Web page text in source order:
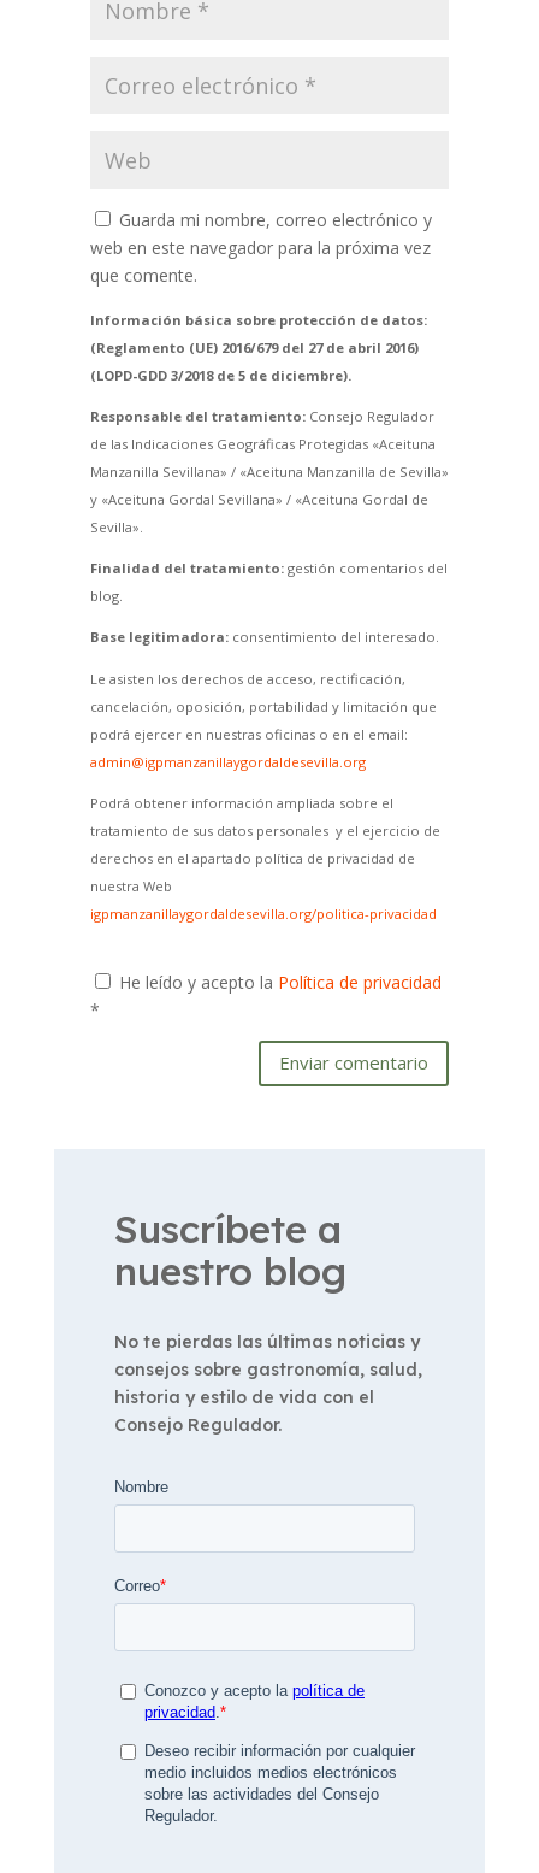
Guarda mi nombre, correo electrónico y
web en este navegador para la próxima vez
que comente.
Información básica sobre protección de datos:
(Reglamento (UE) 2016/679 del 27 de abril 2016)
(LOPD-GDD 3/2018 de 5 de diciembre).
Responsable del tratamiento:Consejo Regulador
de las Indicaciones Geográficas Protegidas «Aceituna
Manzanilla Sevillana» / «Aceituna Manzanilla de Sevilla»
y «Aceituna Gordal Sevillana» / «Aceituna Gordal de
Sevilla».
Finalidad del tratamiento:gestión comentarios del
blog.
Base legitimadora:consentimiento del interesado.
Le asisten los derechos de acceso, rectificación,
cancelación, oposición, portabilidad y limitación que
podrá ejercer en nuestras oficinas o en el email:
admin@igpmanzanillaygordaldesevilla.org
Podrá obtener información ampliada sobre el
tratamiento de sus datos personales y el ejercicio de
derechos en el apartado política de privacidad de
nuestra Web
igpmanzanillaygordaldesevilla.org/politica-privacidad
He leído y acepto la Política de privacidad
*
Enviar comentario
Suscríbete a
nuestro blog
No te pierdas las últimas noticias y
consejos sobre gastronomía, salud,
historia y estilo de vida con el
Consejo Regulador.